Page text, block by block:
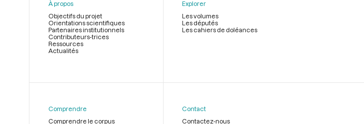
page
À propos
Objectifs du projet
Orientations scientifiques
Partenaires institutionnels
Contributeurs-trices
Ressources
Actualités
Explorer
Les volumes
Les députés
Les cahiers de doléances
Comprendre
Comprendre le corpus
Contact
Contactez-nous